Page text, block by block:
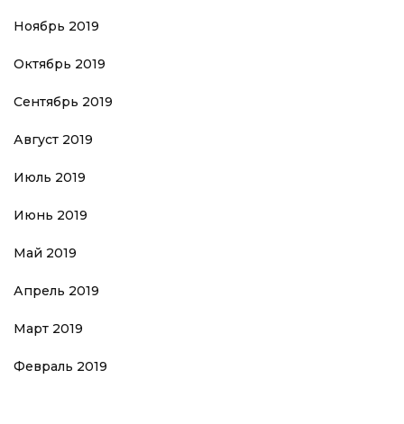
Ноябрь 2019
Октябрь 2019
Сентябрь 2019
Август 2019
Июль 2019
Июнь 2019
Май 2019
Апрель 2019
Март 2019
Февраль 2019